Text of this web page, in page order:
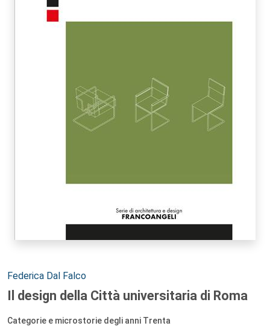
Autori:
Federica Dal Falco
Il design della Città universitaria di Roma
Categorie e microstorie degli anni Trenta